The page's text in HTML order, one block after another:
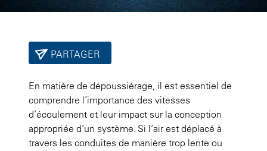
PARTAGER
En matière de dépoussiérage, il est essentiel de
comprendre l’importance des vitesses
d’écoulement et leur impact sur la conception
appropriée d’un système. Si l’air est déplacé à
travers les conduites de manière trop lente ou